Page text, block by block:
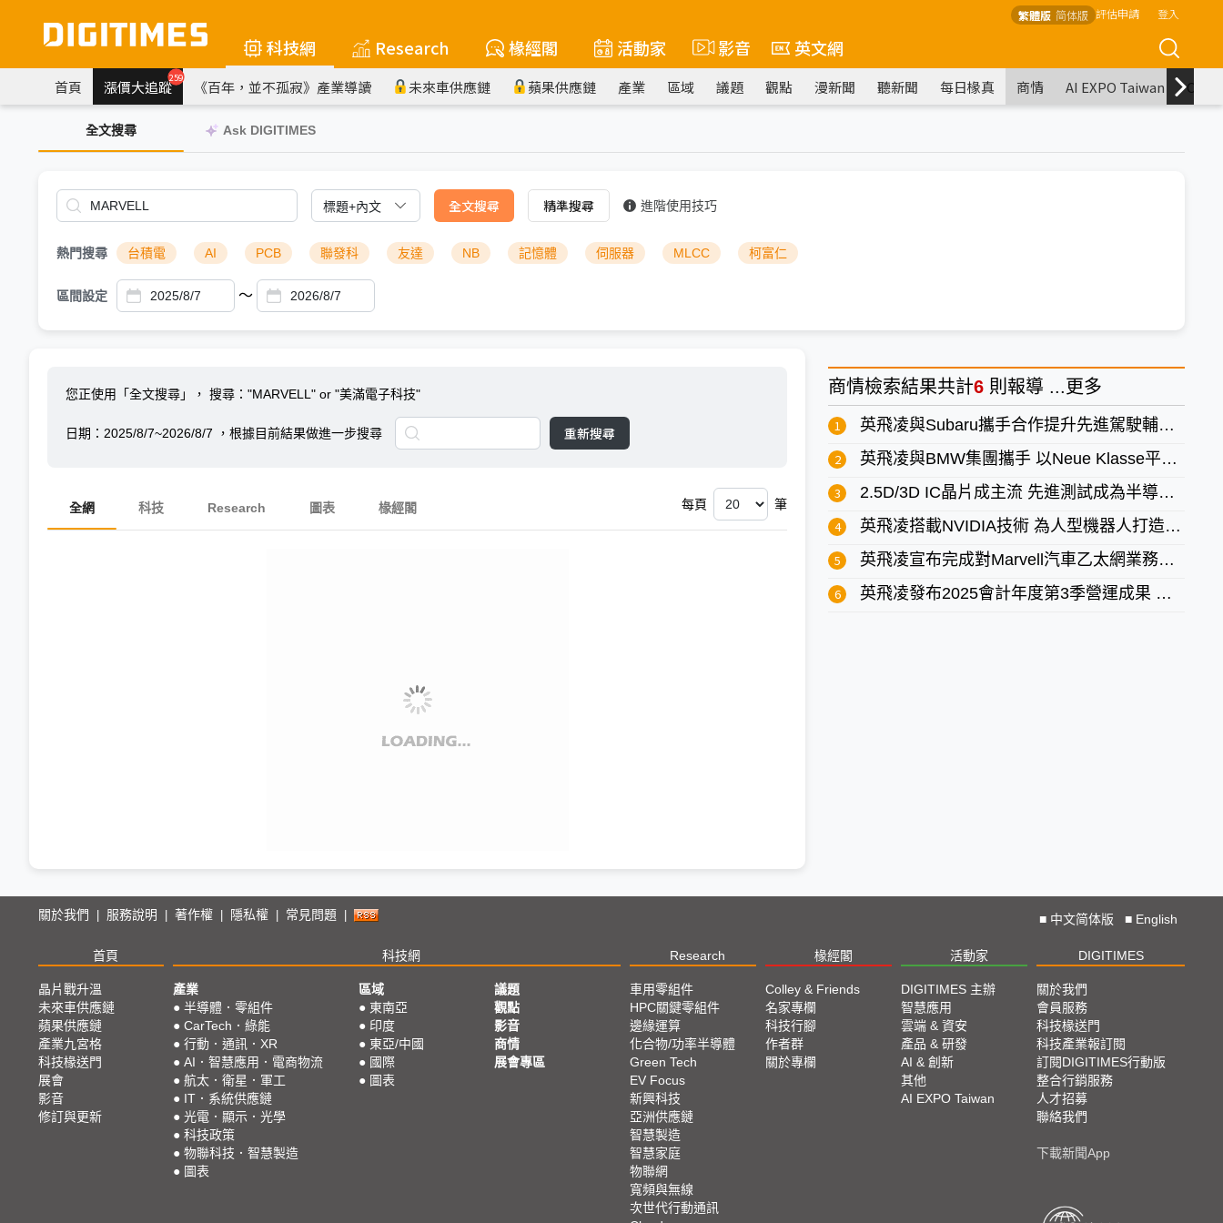
繁體版 简体版 評估申請 登入
科技網 Research 椽經閣 活動家 影音 英文網
首頁 漲價大追蹤259 《百年，並不孤寂》產業導讀 未來車供應鏈 蘋果供應鏈 產業 區域 議題 觀點 漫新聞 聽新聞 每日椽真 商情 AI EXPO Taiwan
全文搜尋 Ask DIGITIMES
全文搜尋 精準搜尋 進階使用技巧
熱門搜尋 台積電 AI PCB 聯發科 友達 NB 記憶體 伺服器 MLCC 柯富仁
區間設定 ～
您正使用「全文搜尋」， 搜尋："MARVELL" or "美滿電子科技"
日期： 2025/8/7~2026/8/7 ，根據目前結果做進一步搜尋 重新搜尋
全網 科技 Research 圖表 椽經閣 每頁 筆
商情檢索結果共計6 則報導 ... 更多
英飛凌與Subaru攜手合作提升先進駕駛輔助系統的即時性能
英飛凌與BMW集團攜手 以Neue Klasse平台推動軟體定義汽車的未來
2.5D/3D IC晶片成主流 先進測試成為半導體創新的關鍵推手
英飛凌搭載NVIDIA技術 為人型機器人打造精準動作與高效解決方案
英飛凌宣布完成對Marvell汽車乙太網業務的收購
英飛凌發布2025會計年度第3季營運成果 部門利潤優於財測
關於我們 服務說明 著作權 隱私權 常見問題 ■ 中文简体版 ■ English
首頁 科技網 Research 椽經閣 活動家 DIGITIMES
晶片戰升溫
未來車供應鏈
蘋果供應鏈
產業九宮格
科技椽送門
展會
影音
修訂與更新
產業
● 半導體．零組件
● CarTech．綠能
● 行動．通訊．XR
● AI．智慧應用．電商物流
● 航太．衛星．軍工
● IT．系統供應鏈
● 光電．顯示．光學
● 科技政策
● 物聯科技．智慧製造
● 圖表
區域
● 東南亞
● 印度
● 東亞/中國
● 國際
● 圖表
議題
觀點
影音
商情
展會專區
車用零組件
HPC關鍵零組件
邊緣運算
化合物/功率半導體
Green Tech
EV Focus
新興科技
亞洲供應鏈
智慧製造
智慧家庭
物聯網
寬頻與無線
次世代行動通訊
Colley & Friends
名家專欄
科技行腳
作者群
關於專欄
DIGITIMES 主辦
智慧應用
雲端 & 資安
產品 & 研發
AI & 創新
其他
AI EXPO Taiwan
關於我們
會員服務
科技椽送門
科技產業報訂閱
訂閱DIGITIMES行動版
整合行銷服務
人才招募
聯絡我們
下載新聞App